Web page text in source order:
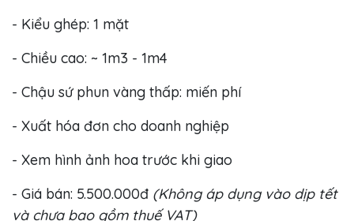
- Kiểu ghép: 1 mặt
- Chiều cao: ~ 1m3 - 1m4
- Chậu sứ phun vàng thấp: miến phí
- Xuất hóa đơn cho doanh nghiệp
- Xem hình ảnh hoa trước khi giao
- Giá bán: 5.500.000đ (Không áp dụng vào dịp tết
và chưa bao gồm thuế VAT)